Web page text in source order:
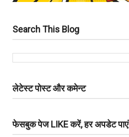
Search This Blog
लेटेस्ट पोस्ट और कमेन्ट
फेसबुक पेज LIKE करें, हर अपडेट पाएं